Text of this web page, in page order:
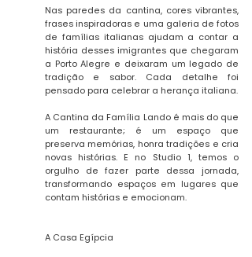
Nas paredes da cantina, cores vibrantes,
frases inspiradoras e uma galeria de fotos
de famílias italianas ajudam a contar a
história desses imigrantes que chegaram
a Porto Alegre e deixaram um legado de
tradição e sabor. Cada detalhe foi
pensado para celebrar a herança italiana.
A Cantina da Família Lando é mais do que
um restaurante; é um espaço que
preserva memórias, honra tradições e cria
novas histórias. E no Studio 1, temos o
orgulho de fazer parte dessa jornada,
transformando espaços em lugares que
contam histórias e emocionam.
A Casa Egípcia